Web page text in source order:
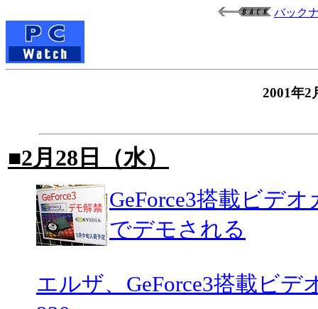
バック
2001年
■2月28日（水）
GeForce3搭載ビデ
でデモされる
エルザ、GeForce3搭載ビデ